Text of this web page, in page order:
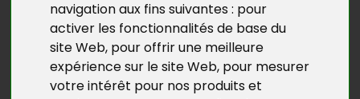
navigation aux fins suivantes : pour
activer les fonctionnalités de base du
site Web, pour offrir une meilleure
expérience sur le site Web, pour mesurer
votre intérêt pour nos produits et
propos du mariage